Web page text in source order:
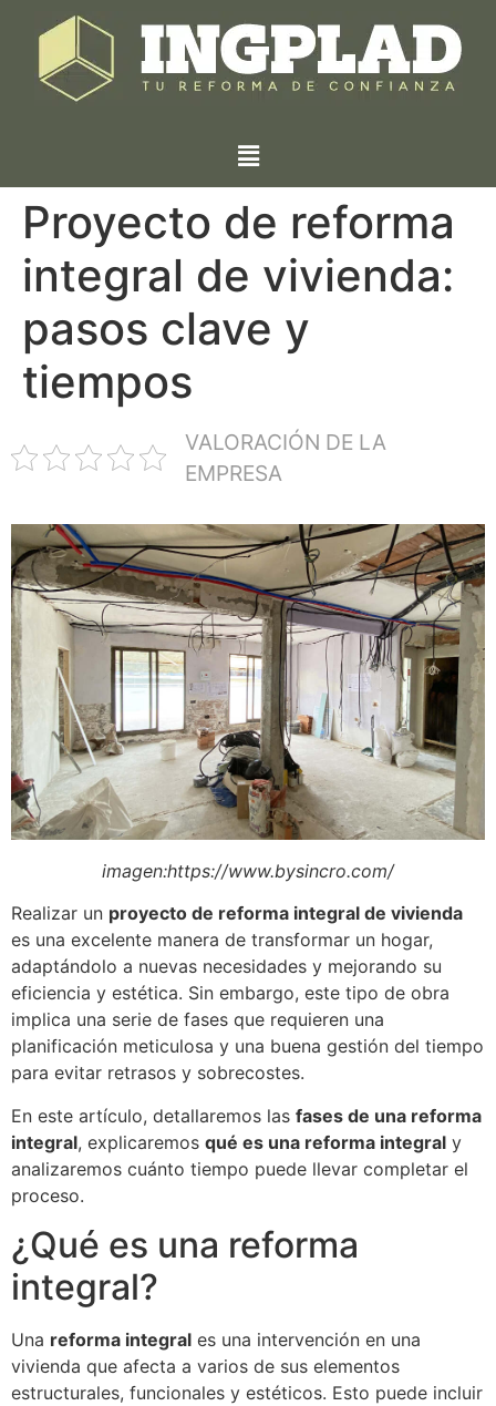
Proyecto de reforma
integral de vivienda:
pasos clave y
tiempos
VALORACIÓN DE LA
EMPRESA
imagen:https://www.bysincro.com/
Realizar un proyecto de reforma integral de vivienda
es una excelente manera de transformar un hogar,
adaptándolo a nuevas necesidades y mejorando su
eficiencia y estética. Sin embargo, este tipo de obra
implica una serie de fases que requieren una
planificación meticulosa y una buena gestión del tiempo
para evitar retrasos y sobrecostes.
En este artículo, detallaremos las fases de una reforma
integral, explicaremos qué es una reforma integral y
analizaremos cuánto tiempo puede llevar completar el
proceso.
¿Qué es una reforma
integral?
Una reforma integral es una intervención en una
vivienda que afecta a varios de sus elementos
estructurales, funcionales y estéticos. Esto puede incluir